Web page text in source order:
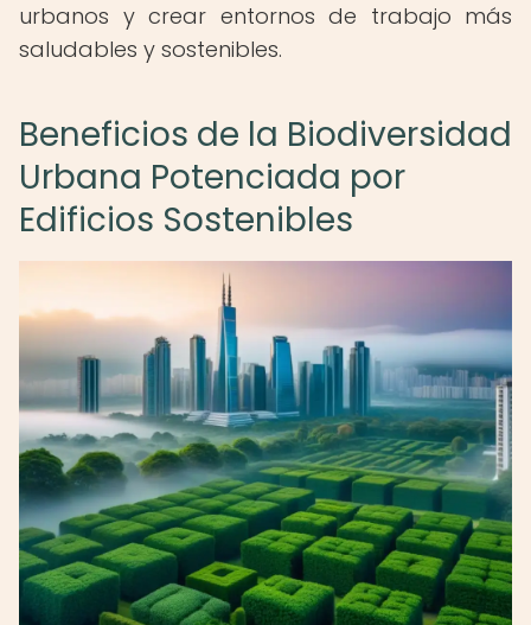
urbanos y crear entornos de trabajo más
saludables y sostenibles.
Beneficios de la Biodiversidad
Urbana Potenciada por
Edificios Sostenibles